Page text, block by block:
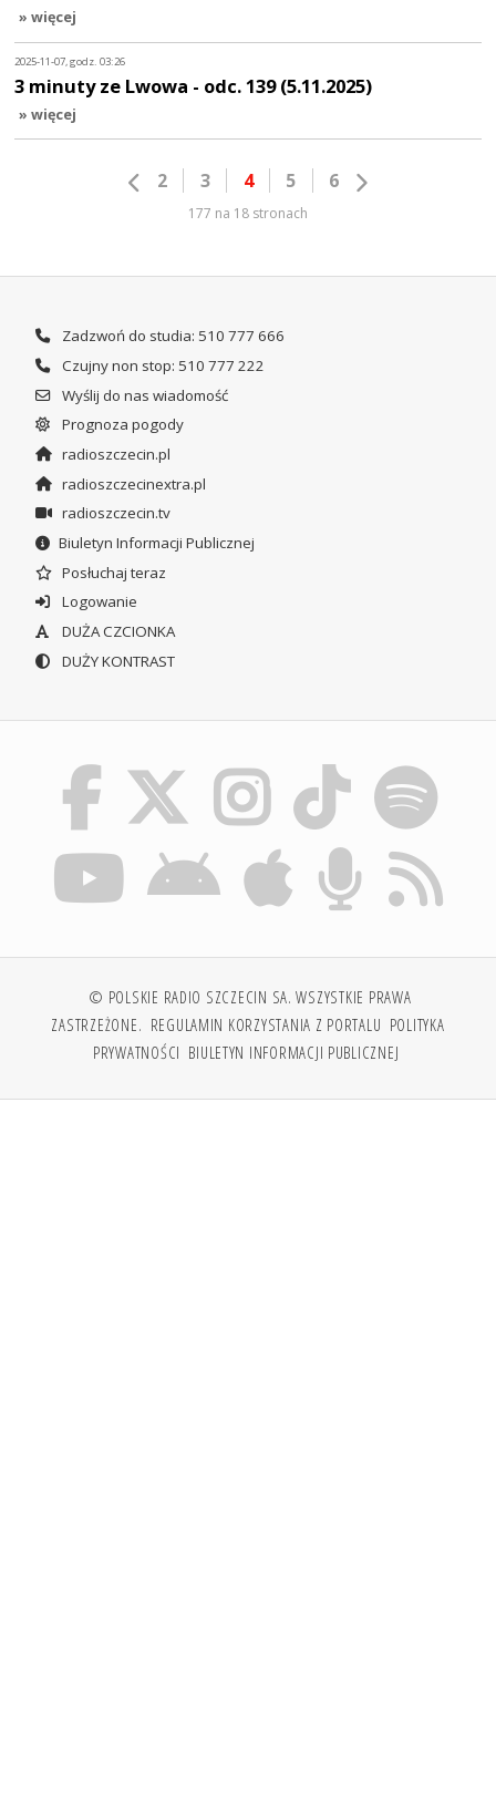
» więcej
2025-11-07, godz. 03:26
3 minuty ze Lwowa - odc. 139 (5.11.2025)
» więcej
2 3 4 5 6
177 na 18 stronach
Zadzwoń do studia: 510 777 666
Czujny non stop: 510 777 222
Wyślij do nas wiadomość
Prognoza pogody
radioszczecin.pl
radioszczecinextra.pl
radioszczecin.tv
Biuletyn Informacji Publicznej
Posłuchaj teraz
Logowanie
DUŻA CZCIONKA
DUŻY KONTRAST
© POLSKIE RADIO SZCZECIN SA. WSZYSTKIE PRAWA
ZASTRZEŻONE. REGULAMIN KORZYSTANIA Z PORTALU POLITYKA
PRYWATNOŚCI BIULETYN INFORMACJI PUBLICZNEJ